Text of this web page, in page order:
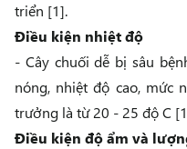
triển [1].
Điều kiện nhiệt độ
- Cây chuối dễ bị sâu
nóng, nhiệt độ cao, mức
trưởng là từ 20 - 25 độ C
Điều kiện độ ẩm và